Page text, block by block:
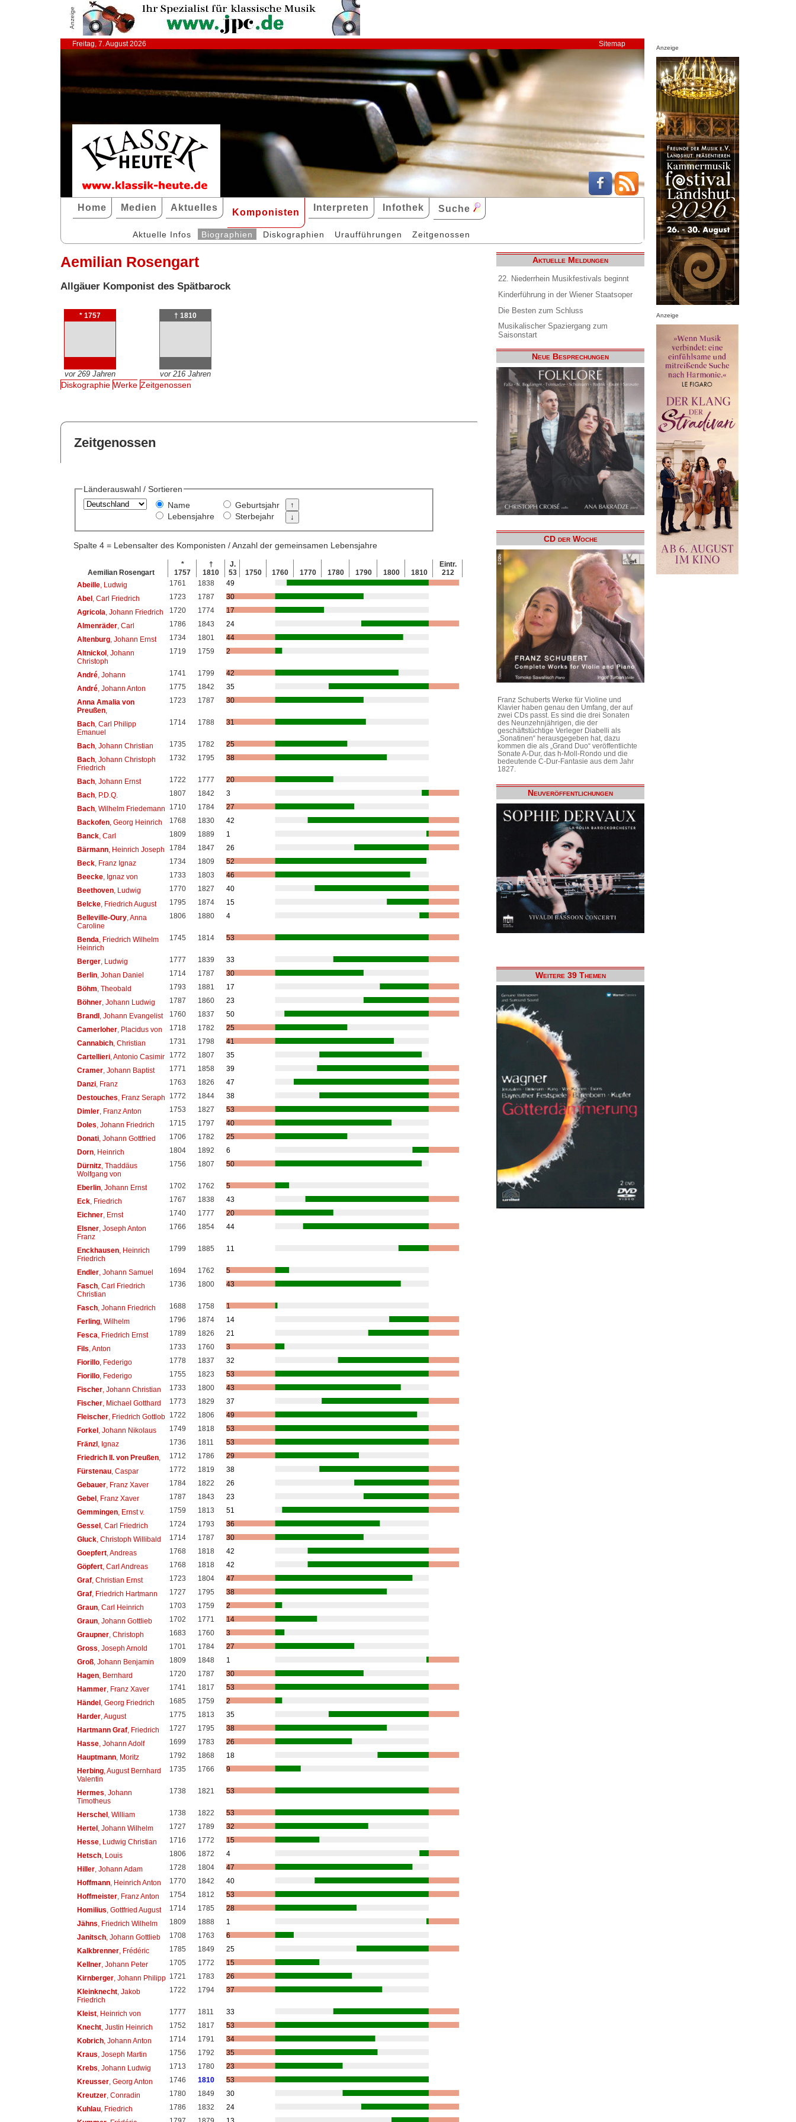
Anzeige
Freitag, 7. August 2026 Sitemap
Home Medien Aktuelles Komponisten Interpreten Infothek Suche
Aktuelle Infos Biographien Diskographien Uraufführungen Zeitgenossen
Aemilian Rosengart
Allgäuer Komponist des Spätbarock
* 1757
vor 269 Jahren
† 1810
vor 216 Jahren
Diskographie Werke Zeitgenossen
Zeitgenossen
Länderauswahl / Sortieren
Name
Lebensjahre
Geburtsjahr
Sterbejahr
Spalte 4 = Lebensalter des Komponisten / Anzahl der gemeinsamen Lebensjahre
Aemilian Rosengart
*
1757
†
1810
J.
53
1750 1760 1770 1780 1790 1800 1810
Eintr.
212
Abeille, Ludwig 1761 1838
49
Abel, Carl Friedrich 1723 1787
30
Agricola , Johann Friedrich 1720 1774
17
Almenräder, Carl 1786 1843
24
Altenburg, Johann Ernst 1734 1801
44
Altnickol, Johann
Christoph
1719 1759 2
André, Johann 1741 1799
42
André, Johann Anton 1775 1842
35
Anna Amalia von
Preußen,
1723 1787 30
Bach, Carl Philipp
Emanuel
1714 1788 31
Bach, Johann Christian 1735 1782
25
Bach, Johann Christoph
Friedrich
1732 1795 38
Bach, Johann Ernst 1722 1777
20
Bach, P.D.Q. 1807 1842
3
Bach, Wilhelm Friedemann 1710 1784
27
Backofen, Georg Heinrich 1768 1830
42
Banck, Carl 1809 1889
1
Bärmann, Heinrich Joseph 1784 1847
26
Beck, Franz Ignaz 1734 1809
52
Beecke, Ignaz von 1733 1803
46
Beethoven, Ludwig 1770 1827
40
Belcke, Friedrich August 1795 1874
15
Belleville-Oury, Anna
Caroline
1806 1880 4
Benda , Friedrich Wilhelm
Heinrich
1745 1814 53
Berger, Ludwig 1777 1839
33
Berlin, Johan Daniel 1714 1787
30
Böhm , Theobald 1793 1881
17
Böhner, Johann Ludwig 1787 1860
23
Brandl, Johann Evangelist 1760 1837
50
Camerloher, Placidus von 1718 1782
25
Cannabich, Christian 1731 1798
41
Cartellieri, Antonio Casimir 1772 1807
35
Cramer, Johann Baptist 1771 1858
39
Danzi, Franz 1763 1826
47
Destouches , Franz Seraph 1772 1844
38
Dimler, Franz Anton 1753 1827
53
Doles , Johann Friedrich 1715 1797
40
Donati, Johann Gottfried 1706 1782
25
Dorn, Heinrich 1804 1892
6
Dürnitz, Thaddäus
Wolfgang von
1756 1807 50
Eberlin, Johann Ernst 1702 1762
5
Eck, Friedrich 1767 1838
43
Eichner, Ernst 1740 1777
20
Elsner, Joseph Anton
Franz
1766 1854 44
Enckhausen, Heinrich
Friedrich
1799 1885 11
Endler, Johann Samuel 1694 1762
5
Fasch, Carl Friedrich
Christian
1736 1800 43
Fasch, Johann Friedrich 1688 1758
1
Ferling, Wilhelm 1796 1874
14
Fesca , Friedrich Ernst 1789 1826
21
Fils , Anton 1733 1760
3
Fiorillo, Federigo 1778 1837
32
Fiorillo, Federigo 1755 1823
53
Fischer, Johann Christian 1733 1800
43
Fischer, Michael Gotthard 1773 1829
37
Fleischer, Friedrich Gottlob 1722 1806
49
Forkel, Johann Nikolaus 1749 1818
53
Fränzl, Ignaz 1736 1811
53
Friedrich II. von Preußen, 1712 1786
29
Fürstenau, Caspar 1772 1819
38
Gebauer, Franz Xaver 1784 1822
26
Gebel, Franz Xaver 1787 1843
23
Gemmingen, Ernst v. 1759 1813
51
Gessel, Carl Friedrich 1724 1793
36
Gluck, Christoph Willibald 1714 1787
30
Goepfert, Andreas 1768 1818
42
Göpfert, Carl Andreas 1768 1818
42
Graf, Christian Ernst 1723 1804
47
Graf, Friedrich Hartmann 1727 1795
38
Graun, Carl Heinrich 1703 1759
2
Graun, Johann Gottlieb 1702 1771
14
Graupner, Christoph 1683 1760
3
Gross , Joseph Arnold 1701 1784
27
Groß, Johann Benjamin 1809 1848
1
Hagen, Bernhard 1720 1787
30
Hammer, Franz Xaver 1741 1817
53
Händel, Georg Friedrich 1685 1759
2
Harder, August 1775 1813
35
Hartmann Graf, Friedrich 1727 1795
38
Hasse, Johann Adolf 1699 1783
26
Hauptmann, Moritz 1792 1868
18
Herbing, August Bernhard
Valentin
1735 1766 9
Hermes , Johann
Timotheus
1738 1821 53
Herschel, William 1738 1822
53
Hertel, Johann Wilhelm 1727 1789
32
Hesse, Ludwig Christian 1716 1772
15
Hetsch, Louis 1806 1872
4
Hiller, Johann Adam 1728 1804
47
Hoffmann, Heinrich Anton 1770 1842
40
Hoffmeister, Franz Anton 1754 1812
53
Homilius , Gottfried August 1714 1785
28
Jähns , Friedrich Wilhelm 1809 1888
1
Janitsch, Johann Gottlieb 1708 1763
6
Kalkbrenner, Frédéric 1785 1849
25
Kellner, Johann Peter 1705 1772
15
Kirnberger, Johann Philipp 1721 1783
26
Kleinknecht, Jakob
Friedrich
1722 1794 37
Kleist, Heinrich von 1777 1811
33
Knecht, Justin Heinrich 1752 1817
53
Kobrich, Johann Anton 1714 1791
34
Kraus , Joseph Martin 1756 1792
35
Krebs , Johann Ludwig 1713 1780
23
Kreusser, Georg Anton 1746 1810
53
Kreutzer, Conradin 1780 1849
30
Kuhlau, Friedrich 1786 1832
24
Aktuelle Meldungen
22. Niederrhein Musikfestivals beginnt
Kinderführung in der Wiener Staatsoper
Die Besten zum Schluss
Musikalischer Spaziergang zum
Saisonstart
Neue Besprechungen
CD der Woche
Franz Schuberts Werke für Violine und
Klavier haben genau den Umfang, der auf
zwei CDs passt. Es sind die drei Sonaten
des Neunzehnjährigen, die der
geschäftstüchtige Verleger Diabelli als
„Sonatinen“ herausgegeben hat, dazu
kommen die als „Grand Duo“ veröffentlichte
Sonate A-Dur, das h-Moll-Rondo und die
bedeutende C-Dur-Fantasie aus dem Jahr
1827.
Neuveröffentlichungen
Weitere 39 Themen
Anzeige
Anzeige